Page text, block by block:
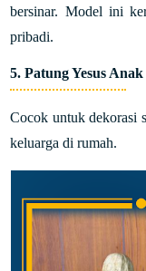
bersinar. Model ini
pribadi.
5.Patung Yesus Anak
Cocok untuk dekorasi
keluarga di rumah.